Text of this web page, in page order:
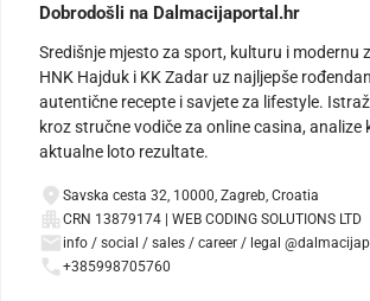
Dobrodošli na Dalmacijaportal.hr
Središnje mjesto za sport, kulturu i modernu
HNK Hajduk i KK Zadar uz najljepše
autentične recepte i savjete za lifestyle.
kroz stručne vodiče za online casina, analize
aktualne loto rezultate.
Savska cesta 32, 10000, Zagreb, Croatia
CRN 13879174 | WEB CODING SOLUTIONS LTD
info / social / sales / career / legal
+385998705760